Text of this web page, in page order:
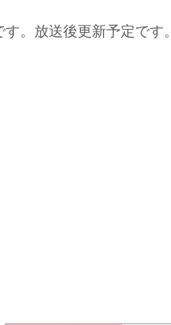
。放送後更新予定です。